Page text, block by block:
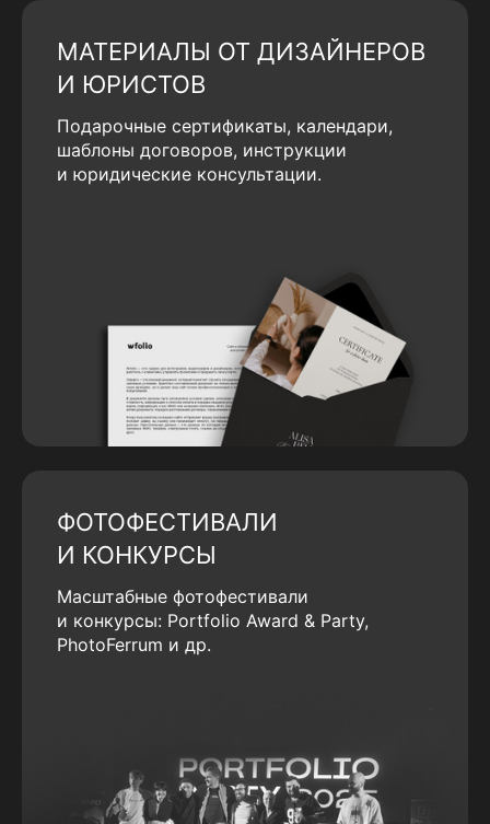
МАТЕРИАЛЫ ОТ ДИЗАЙНЕРОВ
И ЮРИСТОВ
Подарочные сертификаты, календари,
шаблоны договоров, инструкции
и юридические консультации.
ФОТОФЕСТИВАЛИ
И КОНКУРСЫ
Масштабные фотофестивали
и конкурсы: Portfolio Award & Party,
PhotoFerrum и др.